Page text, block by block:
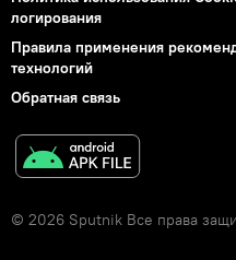
логирования
Правила применения
технологий
Обратная связь
© 2026 Sputnik Все права